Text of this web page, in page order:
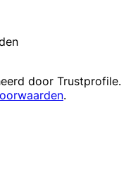
door Trustprofile.
.